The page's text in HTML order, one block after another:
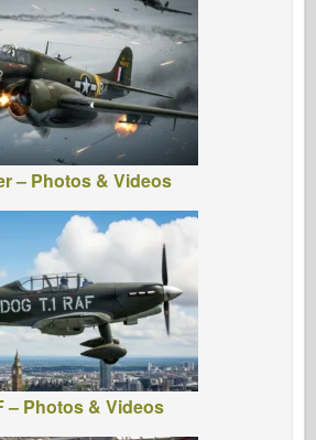
– Photos & Videos
– Photos & Videos